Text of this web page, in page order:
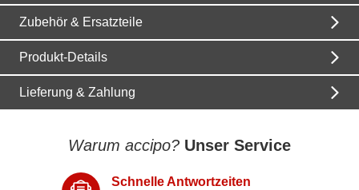
Zubehör & Ersatzteile
Produkt-Details
Lieferung & Zahlung
Warum accipo? Unser Service
Schnelle Antwortzeiten